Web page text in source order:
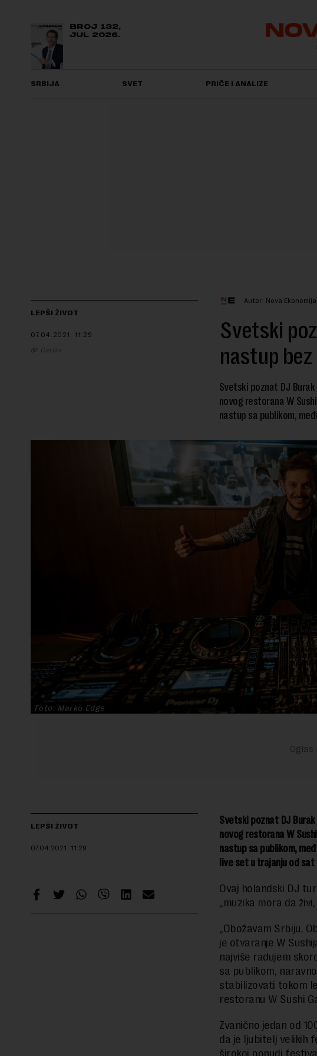
BROJ 132,
JUL 2026.
SRBIJA SVET PRIČE I ANALIZE
LEPŠI ŽIVOT
07.04.2021. 11:29
CarGo
Autor: Nova Ekonomija
Svetski
nastup
Svetski poznat DJ
novog restorana W
nastup sa publikom,
Foto: Marko Edge
LEPŠI ŽIVOT
07.04.2021. 11:29
Svetski poznat DJ
novog restorana W
nastup sa publikom,
live set u trajanju od
Ovaj holandski DJ
„muzika mora da
„Obožavam Srbiju.
je otvaranje W
najviše radujem
sa publikom,
stabilizovati tokom
restoranu W Sushi
Zvanično jedan od
da je ljubitelj velikih
širokoj ponudi